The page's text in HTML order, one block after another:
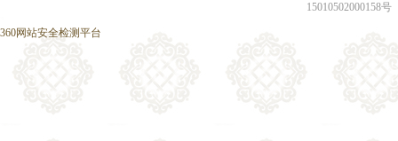
15010502000158号
360网站安全检测平台